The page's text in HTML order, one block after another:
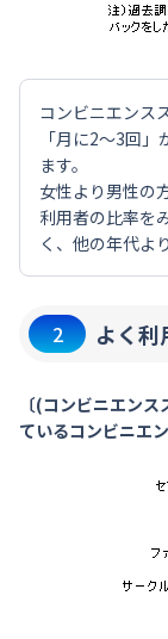
コンビニエンス
「月に2～3回
ます。
女性より男性の
利用者の比率を
く、他の年代よ
2 よく利
〔(コンビニエン
ているコンビニエ